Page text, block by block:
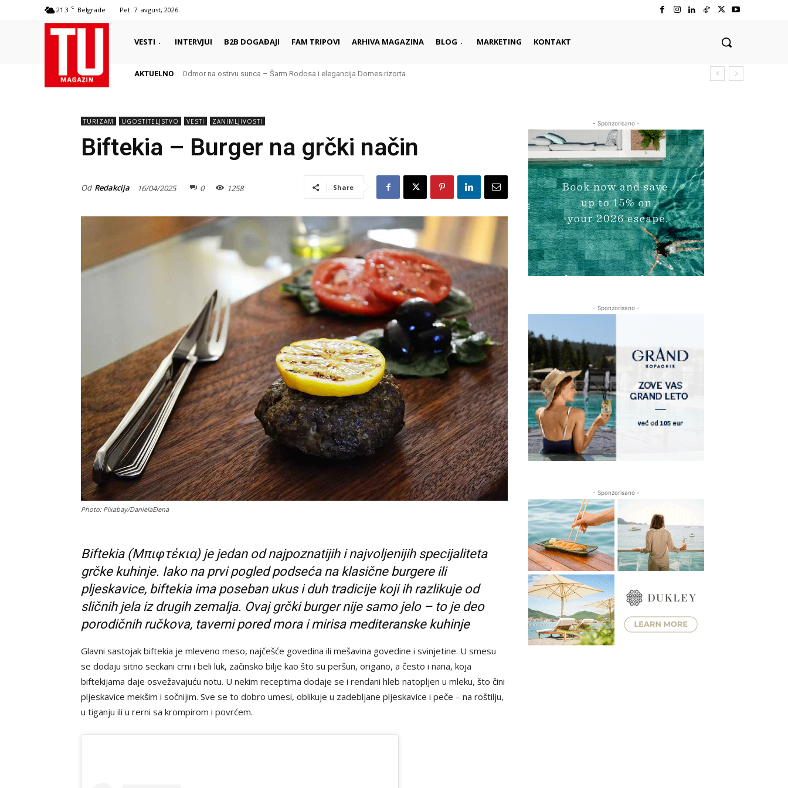
21.3 C Belgrade Pet. 7. avgust, 2026
VESTI INTERVJUI B2B DOGAĐAJI FAM TRIPOVI ARHIVA MAGAZINA BLOG MARKETING KONTAKT
AKTUELNO Autentični biser Italije daleko od gužvi i turista
Odmor na ostrvu sunca – Šarm Rodosa i elegancija Domes rizorta
TURIZAM UGOSTITELJSTVO VESTI ZANIMLJIVOSTI
Biftekia – Burger na grčki način
Od Redakcija 16/04/2025 0 1258 Share
Photo: Pixabay/DanielaElena
Biftekia (Μπιφτέκια) je jedan od najpoznatijih i najvoljenijih specijaliteta
grčke kuhinje. Iako na prvi pogled podseća na klasične burgere ili
pljeskavice, biftekia ima poseban ukus i duh tradicije koji ih razlikuje od
sličnih jela iz drugih zemalja. Ovaj grčki burger nije samo jelo – to je deo
porodičnih ručkova, taverni pored mora i mirisa mediteranske kuhinje
Glavni sastojak biftekia je mleveno meso, najčešće govedina ili mešavina govedine i svinjetine. U smesu
se dodaju sitno seckani crni i beli luk, začinsko bilje kao što su peršun, origano, a često i nana, koja
biftekijama daje osvežavajuću notu. U nekim receptima dodaje se i rendani hleb natopljen u mleku, što čini
pljeskavice mekšim i sočnijim. Sve se to dobro umesi, oblikuje u zadebljane pljeskavice i peče – na roštilju,
u tiganju ili u rerni sa krompirom i povrćem.
- Sponzorisano -
- Sponzorisano -
- Sponzorisano -